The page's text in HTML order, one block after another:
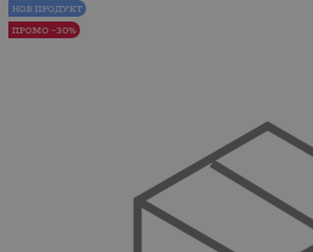
НОВ ПРОДУКТ
ПРОМО -30%